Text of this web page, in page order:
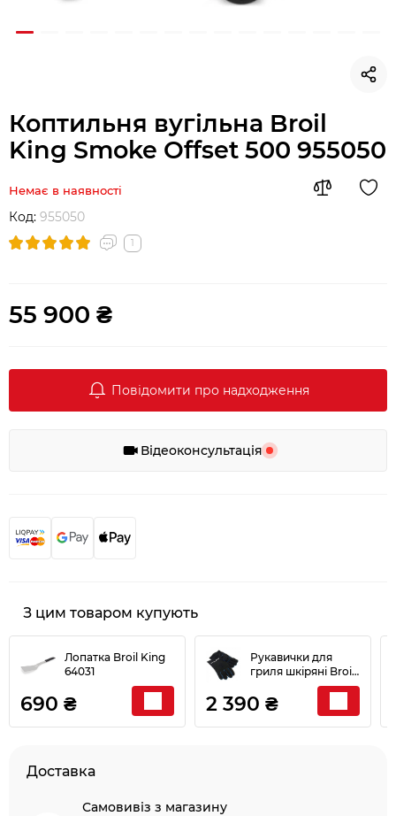
Коптильня вугільна Broil
King Smoke Offset 500 955050
Немає в наявності
Код: 955050
1
55 900 ₴
Повідомити про надходження
Відеоконсультація
З цим товаром купують
Лопатка Broil King
64031
690 ₴
Рукавички для
гриля шкіряні Broil
2 390 ₴
Доставка
Самовивіз з магазину